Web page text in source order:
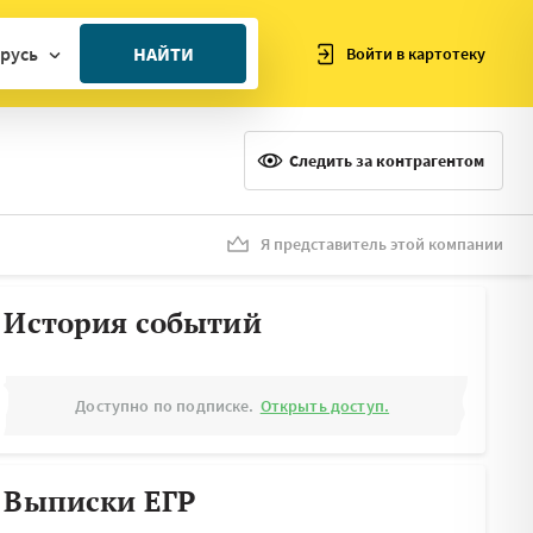
НАЙТИ Войти в картотеку
Следить за контрагентом
Я представитель этой компании
История событий
Доступно по подписке. Открыть доступ.
Выписки ЕГР